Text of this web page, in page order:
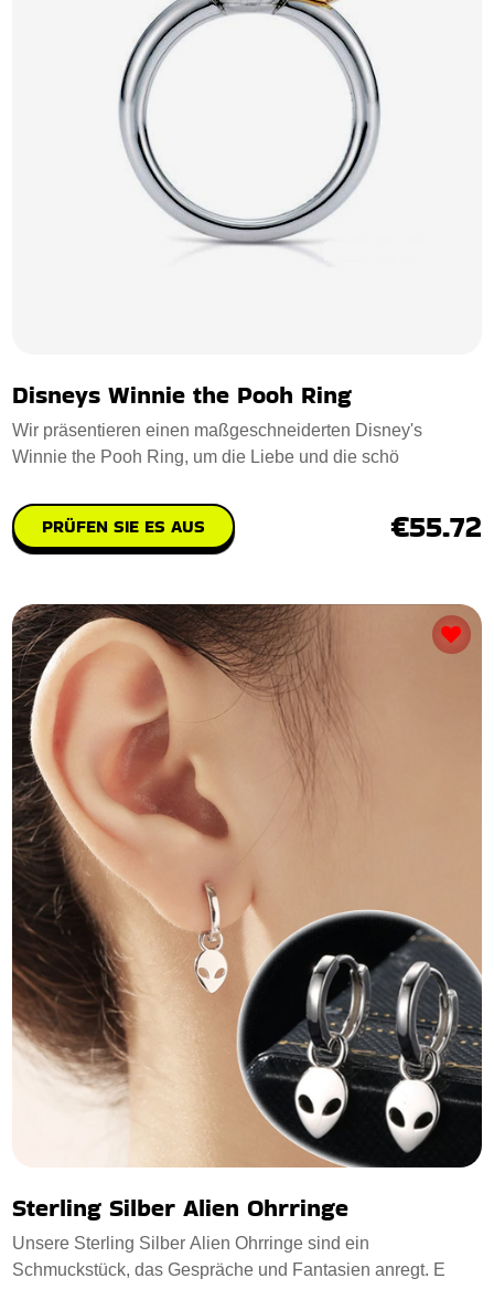
Disneys Winnie the Pooh Ring
Wir präsentieren einen maßgeschneiderten Disney's
Winnie the Pooh Ring, um die Liebe und die schö
PRÜFEN SIE ES AUS €55.72
Sterling Silber Alien Ohrringe
Unsere Sterling Silber Alien Ohrringe sind ein
Schmuckstück, das Gespräche und Fantasien anregt. E